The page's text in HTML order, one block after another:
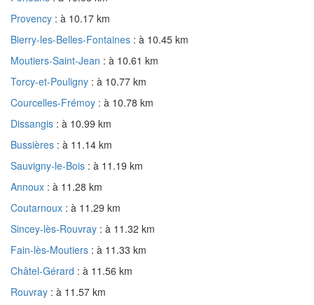
Provency : à 10.17 km
Bierry-les-Belles-Fontaines : à 10.45 km
Moutiers-Saint-Jean : à 10.61 km
Torcy-et-Pouligny : à 10.77 km
Courcelles-Frémoy : à 10.78 km
Dissangis : à 10.99 km
Bussières : à 11.14 km
Sauvigny-le-Bois : à 11.19 km
Annoux : à 11.28 km
Coutarnoux : à 11.29 km
Sincey-lès-Rouvray : à 11.32 km
Fain-lès-Moutiers : à 11.33 km
Châtel-Gérard : à 11.56 km
Rouvray : à 11.57 km